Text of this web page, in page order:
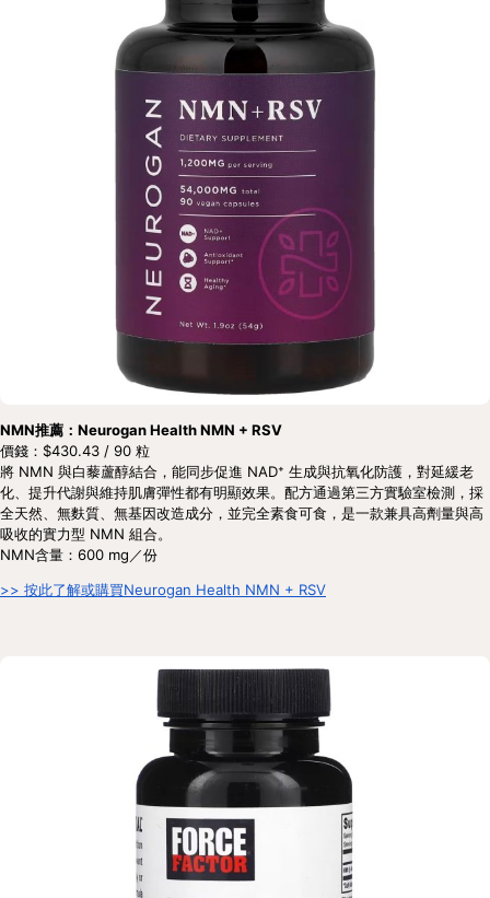
NMN推薦：Neurogan Health NMN + RSV
價錢：$430.43 / 90 粒
將 NMN 與白藜蘆醇結合，能同步促進 NAD⁺ 生成與抗氧化防護，對延緩老
化、提升代謝與維持肌膚彈性都有明顯效果。配方通過第三方實驗室檢測，採
全天然、無麩質、無基因改造成分，並完全素食可食，是一款兼具高劑量與高
吸收的實力型 NMN 組合。
NMN含量：600 mg／份
>> 按此了解或購買Neurogan Health NMN + RSV